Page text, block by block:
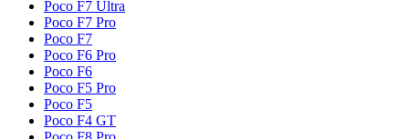
Poco F7 Ultra
Poco F7 Pro
Poco F7
Poco F6 Pro
Poco F6
Poco F5 Pro
Poco F5
Poco F4 GT